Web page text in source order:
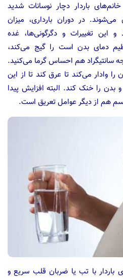
باردار دچار نوسانات شدید
در دوران بارداری، میزان
این تغییرات و دگرگونی‌ها، غده
دمای بدن است را گیج می‌کند،
که حتی در دمای ۲۱ درجه سانتیگراد هم احساس گرما می‌کنید.
وادار می‌کند تا عرق کند تا از این
را خنک کند. البته افزایش پیدا
هم از دیگر عوامل تعریق است.
باردار با تب یا ضربان قلب سریع و